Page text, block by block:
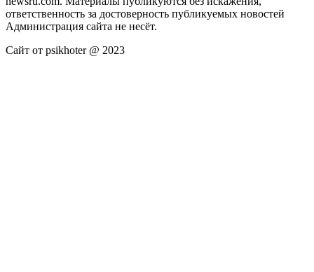
ответственность за достоверность публикуемых новостей
Администрация сайта не несёт.
Сайт от psikhoter @ 2023